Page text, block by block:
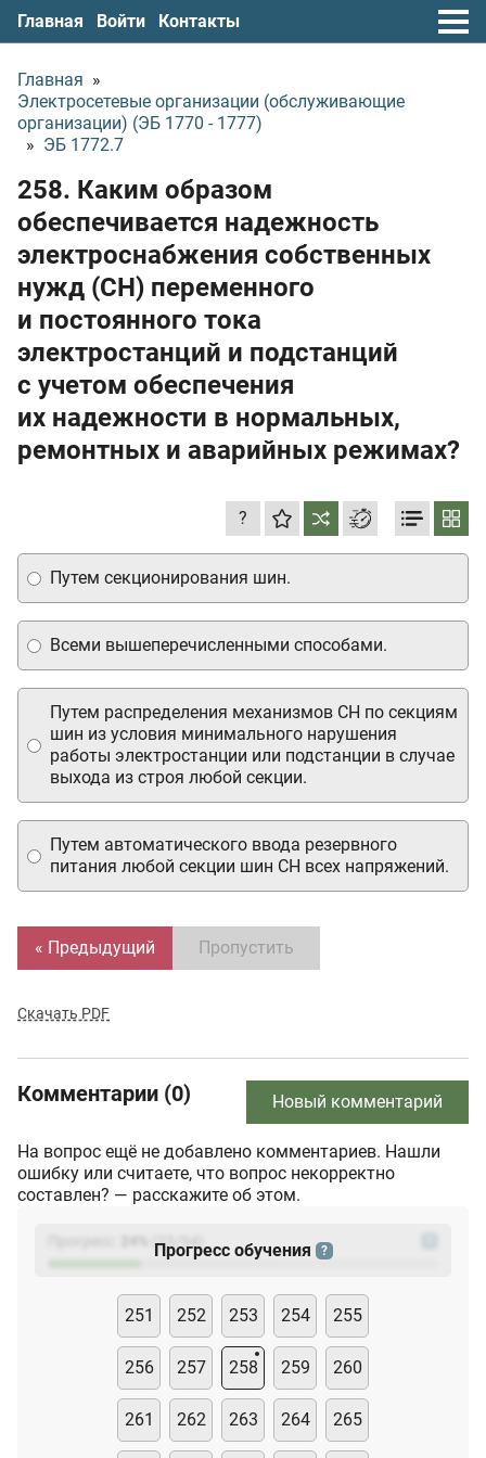
Главная Войти Контакты
Главная »
Электросетевые организации (обслуживающие
организации) (ЭБ 1770 - 1777)
» ЭБ 1772.7
258. Каким образом
обеспечивается надежность
электроснабжения собственных
нужд (СН) переменного
и постоянного тока
электростанций и подстанций
с учетом обеспечения
их надежности в нормальных,
ремонтных и аварийных режимах?
?
Путем секционирования шин.
Путем автоматического ввода резервного
питания любой секции шин СН всех напряжений.
Путем распределения механизмов СН по секциям
шин из условия минимального нарушения
работы электростанции или подстанции в случае
выхода из строя любой секции.
Всеми вышеперечисленными способами.
« Предыдущий Пропустить
Скачать PDF
Комментарии (0) Новый комментарий
На вопрос ещё не добавлено комментариев. Нашли
ошибку или считаете, что вопрос некорректно
составлен? — расскажите об этом.
(23
Прогресс обучения ?
251 252 253 254 255
256 257 258 259 260
261 262 263 264 265